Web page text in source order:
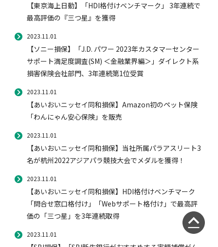
【東京海上日動】「HDI格付けベンチマーク」 3年連続で
最高評価の『三つ星』を獲得
2023.11.01
【ソニー損保】「J.D. パワー 2023年カスタマーセンター
サポート満足度調査(SM) ＜金融業界編＞」ダイレクト系
損害保険会社部門、3年連続第1位受賞
2023.11.01
【あいおいニッセイ同和損保】Amazon初のペット保険
「わんにゃん安心保険」を販売
2023.11.01
【あいおいニッセイ同和損保】当社所属パラアスリート3
名が杭州2022アジアパラ競技大会でメダルを獲得！
2023.11.01
【あいおいニッセイ同和損保】HDI格付けベンチマーク
「問合せ窓口格付け」「Webサポート格付け」で最高評
価の「三つ星」を3年連続取得
2023.11.01